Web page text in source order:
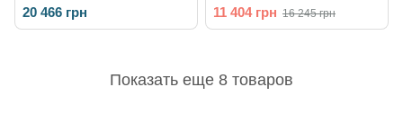
кронштейном 26560000
20 466 грн
мм с кронштейном
26564000
11 404 грн 16 245 грн
Показать еще 8 товаров